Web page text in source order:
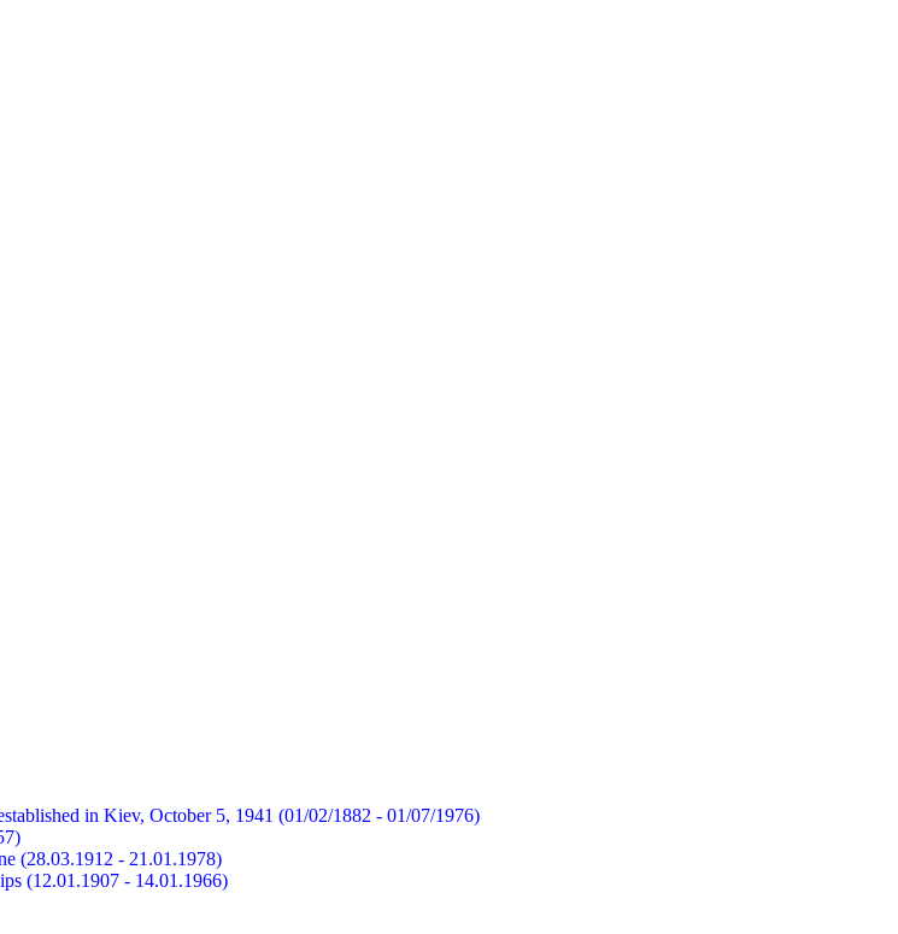
in Kiev, October 5, 1941 (01/02/1882 - 01/07/1976)
(28.03.1912 - 21.01.1978)
(12.01.1907 - 14.01.1966)